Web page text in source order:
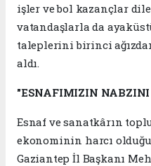
işler ve bol kazançlar
vatandaşlarla da
taleplerini birinci
aldı.
"ESNAFIMIZIN
Esnaf ve sanatkârın
ekonominin harcı
Gaziantep İl Başkanı